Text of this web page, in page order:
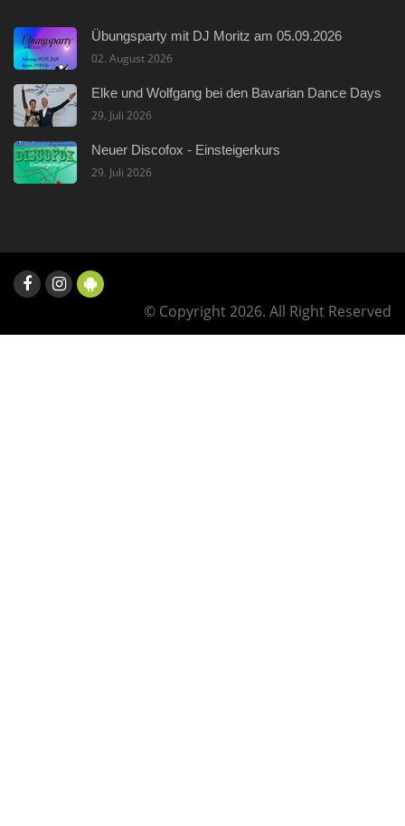
Übungsparty mit DJ Moritz am 05.09.2026
02. August 2026
Elke und Wolfgang bei den Bavarian Dance Days
29. Juli 2026
Neuer Discofox - Einsteigerkurs
29. Juli 2026
© Copyright 2026. All Right Reserved